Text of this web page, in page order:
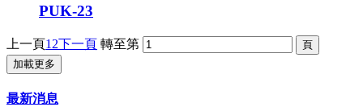
PUK-23
上一頁1 2下一頁 轉至第
加載更多
最新消息